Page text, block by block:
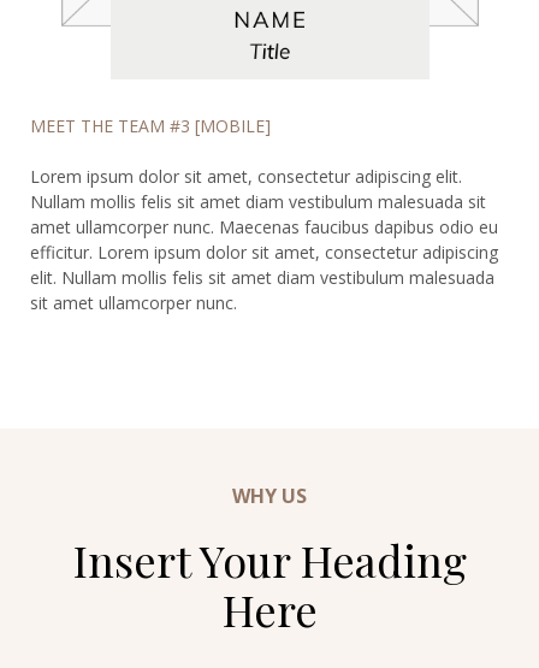
MEET THE TEAM #3 [MOBILE]
Lorem ipsum dolor sit amet, consectetur adipiscing elit.
Nullam mollis felis sit amet diam vestibulum malesuada sit
amet ullamcorper nunc. Maecenas faucibus dapibus odio eu
efficitur. Lorem ipsum dolor sit amet, consectetur adipiscing
elit. Nullam mollis felis sit amet diam vestibulum malesuada
sit amet ullamcorper nunc.
WHY US
Insert Your Heading
Here